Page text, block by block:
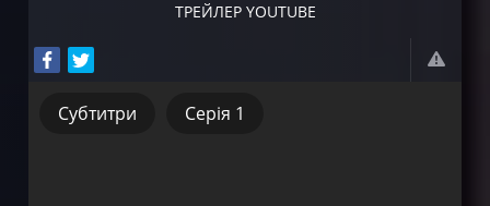
ТРЕЙЛЕР YOUTUBE
Серія 1
Субтитри